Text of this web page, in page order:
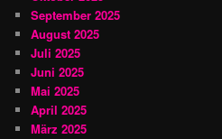
September 2025
August 2025
Juli 2025
Juni 2025
Mai 2025
April 2025
März 2025